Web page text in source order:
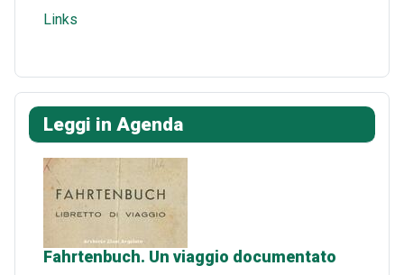
Links
Leggi in Agenda
Fahrtenbuch. Un viaggio documentato